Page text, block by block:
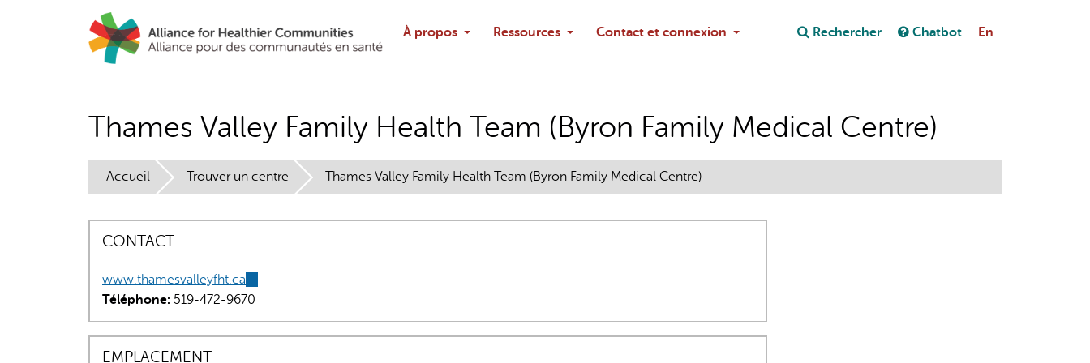
Poser une question au chatbot
À propos Ressources Contact et connexion Rechercher Chatbot En
Thames Valley Family Health Team (Byron Family Medical Centre)
Accueil Trouver un centre Thames Valley Family Health Team (Byron Family Medical Centre)
CONTACT
www.thamesvalleyfht.ca
is
external)
Téléphone: 519-472-9670
EMPLACEMENT